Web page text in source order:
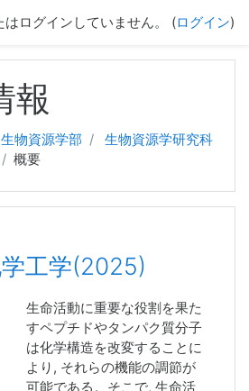
はログインしていません。 (ログイン)
報
生物資源学部
生物資源学研究科
概要
工学(2025)
生命活動に重要な役割を果た
すペプチドやタンパク質分子
は化学構造を改変することに
より, それらの機能の調節が
可能である。そこで, 生命活